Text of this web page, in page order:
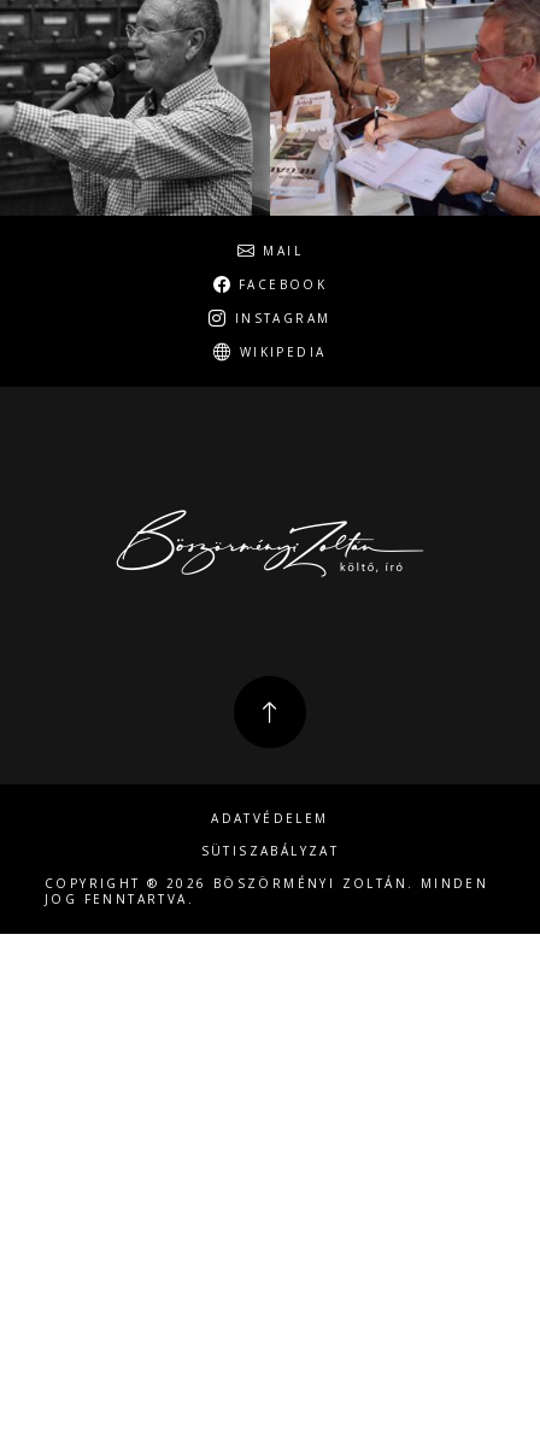
MAIL
FACEBOOK
INSTAGRAM
WIKIPEDIA
ADATVÉDELEM
SÜTISZABÁLYZAT
COPYRIGHT ® 2026 BÖSZÖRMÉNYI ZOLTÁN. MINDEN
JOG FENNTARTVA.